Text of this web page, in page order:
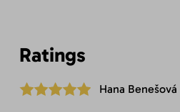
Ratings
Hana Benešová